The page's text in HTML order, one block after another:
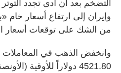
التضخم بعد أن أدى تجدد ‌التوتر
وإيران إلى ارتفاع أسعار خام
من الشك على توقعات أسعار
4521.80 دولاراً للأوقية